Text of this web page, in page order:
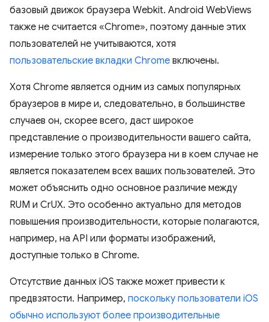
базовый движок браузера Webkit. Android WebViews
также не считается «Chrome», поэтому данные этих
пользователей не учитываются, хотя
пользовательские вкладки Chrome включены.
Хотя Chrome является одним из самых популярных
браузеров в мире и, следовательно, в большинстве
случаев он, скорее всего, даст широкое
представление о производительности вашего сайта,
измерение только этого браузера ни в коем случае не
является показателем всех ваших пользователей. Это
может объяснить одно основное различие между
RUM и CrUX. Это особенно актуально для методов
повышения производительности, которые полагаются,
например, на API или форматы изображений,
доступные только в Chrome.
Отсутствие данных iOS также может привести к
предвзятости. Например, поскольку пользователи iOS
обычно используют более производительные